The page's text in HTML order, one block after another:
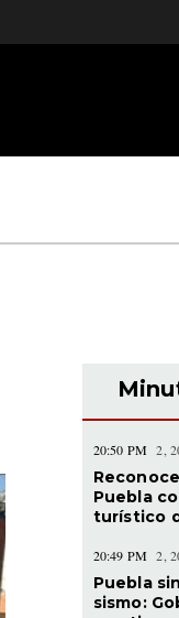
20:50 PM 2,
Puebla
turístico
20:49 PM 2,
Puebla
sismo: